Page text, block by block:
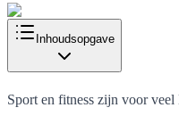
Inhoudsopgave
Sport en fitness zijn voor